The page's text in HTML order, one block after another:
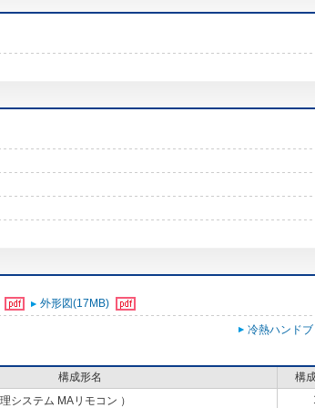
外形図(17MB)
冷熱ハンド
構成形名
構
システム MAリモコン ）